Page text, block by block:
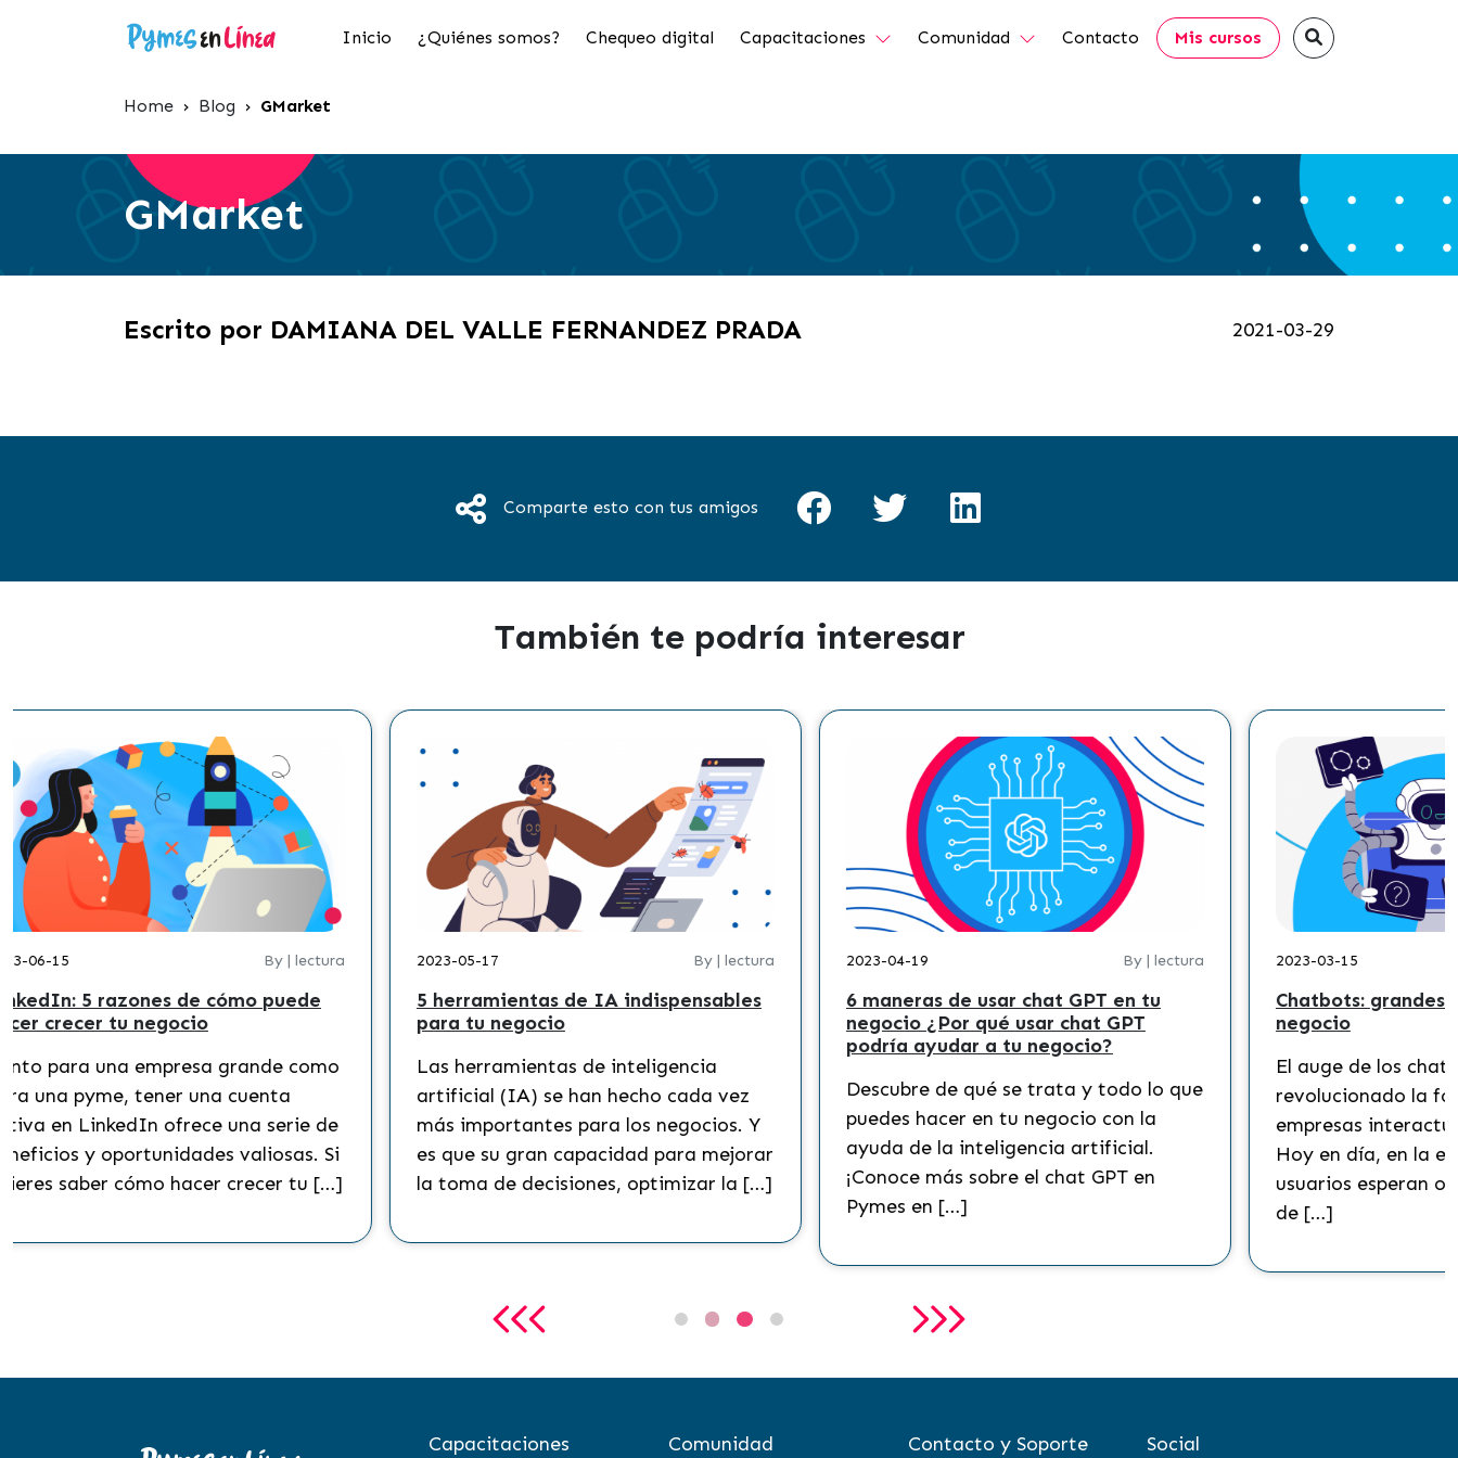
Inicio ¿Quiénes somos? Chequeo digital Capacitaciones Comunidad Contacto Mis cursos
Home › Blog › GMarket
GMarket
Escrito por DAMIANA DEL VALLE FERNANDEZ PRADA 2021-03-29
Comparte esto con tus amigos
También te podría interesar
By | lectura
vez
Y
mejorar
la […]
By | lectura
6 maneras de usar chat GPT en tu
negocio ¿Por qué usar chat GPT
Descubre de qué se trata y todo lo que
puedes hacer en tu negocio con la
ayuda de la inteligencia artificial.
¡Conoce más sobre el chat GPT en
By | lectura
Chatbots: grandes aliados para tu
El auge de los chatbots ha
revolucionado la forma en que las
empresas interactúan con sus clientes.
Hoy en día, en la era digital, los
usuarios esperan obtener información
By | lectura
Herramientas de Marketing
El marketing digital es un elemento
clave para hacer crecer tu negocio.
Conoce junto a Pymes en Línea, las
mejores herramientas de marketing y
cómo emplearlas en tu Pyme. Las […]
Capacitaciones Comunidad Contacto y Soporte Social